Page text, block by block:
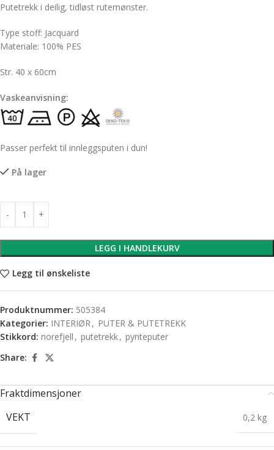
Putetrekk i deilig, tidløst rutemønster.
Type stoff: Jacquard
Materiale: 100% PES
Str. 40 x 60cm
Vaskeanvisning:
Passer perfekt til innleggsputen i dun!
På lager
LEGG I HANDLEKURV
Legg til ønskeliste
Produktnummer: 505384
Kategorier: INTERIØR , PUTER & PUTETREKK
Stikkord: norefjell , putetrekk, pynteputer
Share:
Fraktdimensjoner
VEKT
0,2 kg